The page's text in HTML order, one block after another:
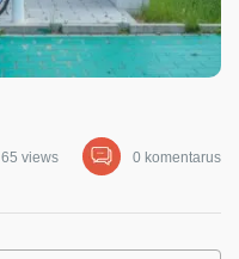
65 views 0 komentarus